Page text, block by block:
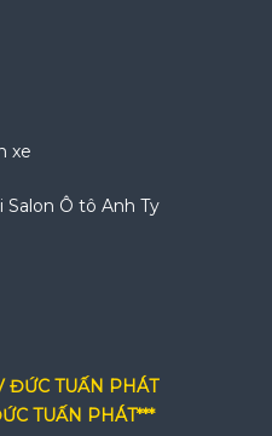
xe
Salon Ô tô Anh Ty
ĐỨC TUẤN PHÁT
TUẤN PHÁT***